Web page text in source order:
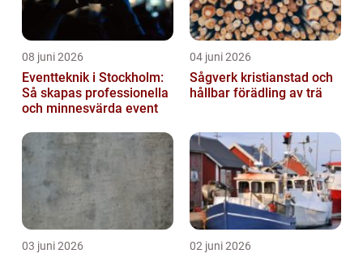
08 juni 2026
Eventteknik i Stockholm:
Så skapas professionella
och minnesvärda event
04 juni 2026
Sågverk kristianstad och
hållbar förädling av trä
03 juni 2026 02 juni 2026